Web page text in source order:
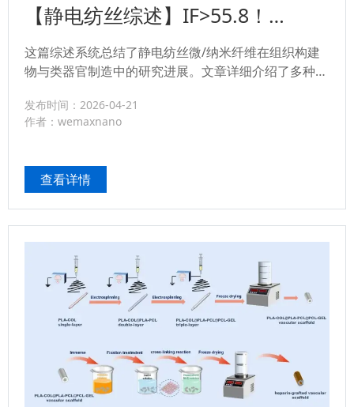
【静电纺丝综述】IF>55.8！
ChemRev发布：基于静电纺丝微/
纳米纤维的组织构建物与类器
这篇综述系统总结了静电纺丝微/纳米纤维在组织构建
物与类器官制造中的研究进展。文章详细介绍了多种电
体发泡等方法的联用，阐述了从单根纤维（核壳、中
空、Janus）到三维支架（纤维束、管状、蓬松结构）
支架在骨、软骨、神经、血管等组织修复及肾、脑类器
官和器官芯片模型中的功能化设计。...
发布时间：2026-04-21
作者：wemaxnano
查看详情